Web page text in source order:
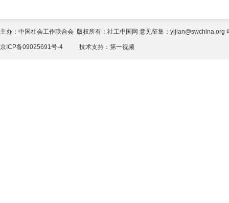
主办：中国社会工作联合会 版权所有：社工中国网 意见征集：yijian@swchina.org
京ICP备09025691号-4 技术支持： 第一视频